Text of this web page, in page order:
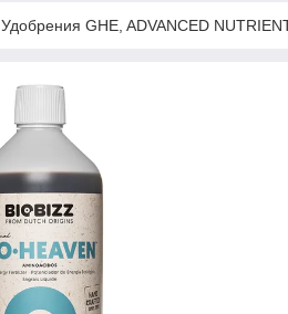
Удобрения GHE, ADVANCED